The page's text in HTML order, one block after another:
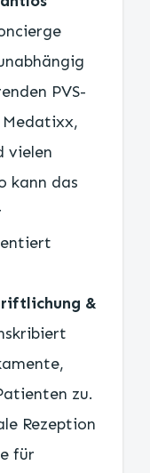
PVS-
Medatixx,
vielen
kann das
&
zu.
Rezeption
für